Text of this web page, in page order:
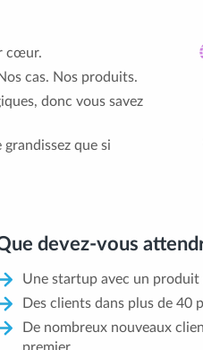
cœur.
cas. Nos produits.
donc vous savez
que si
devez-vous
Une startup avec un produit
Des clients dans plus de 40
De nombreux nouveaux
premier.